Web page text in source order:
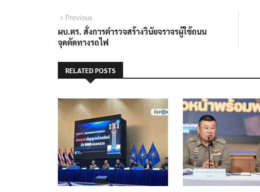
แนะแนว
เรื่อง
PreviousPrevious
post:
ผบ.ตร. สั่งการตำรวจสร้างวินัยจราจรผู้ใช้ถนน
จุดตัดทางรถไฟ
RELATED POSTS